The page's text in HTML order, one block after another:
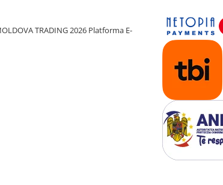
TRADING 2026 Platforma E-